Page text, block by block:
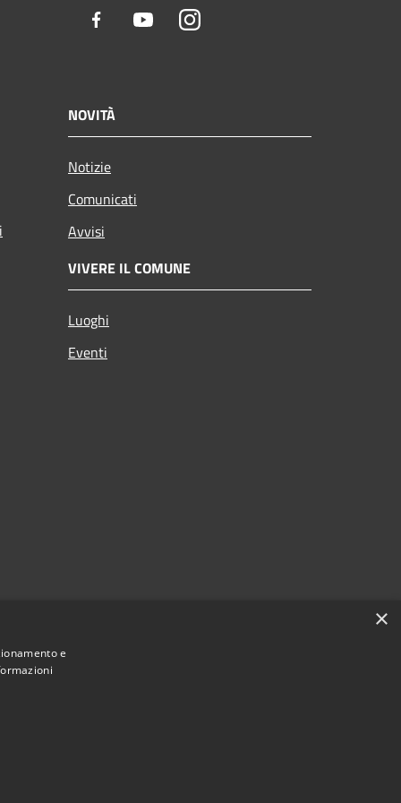
Facebook YoutubeInstagram
NOVITÀ
Notizie
Comunicati
Avvisi
VIVERE IL COMUNE
Luoghi
Eventi
×
e